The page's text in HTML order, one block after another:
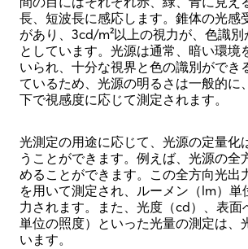
長、短波長に感応します。錐体の光感
があり、3cd/m²以上の視力が、色識別
としています。光源は通常、暗い環境
いられ、十分な視界と色の識別ができ
ているため、光源の明るさは一般的に
下で視感度に応じて測定されます。
光測定の用途に応じて、光源の定量化
うことができます。例えば、光源の全
めることができます。この全方向光出
を用いて測定され、ルーメン（lm）単
力されます。また、光度（cd）、表面
単位の照度）といった光量の測定は、
います。